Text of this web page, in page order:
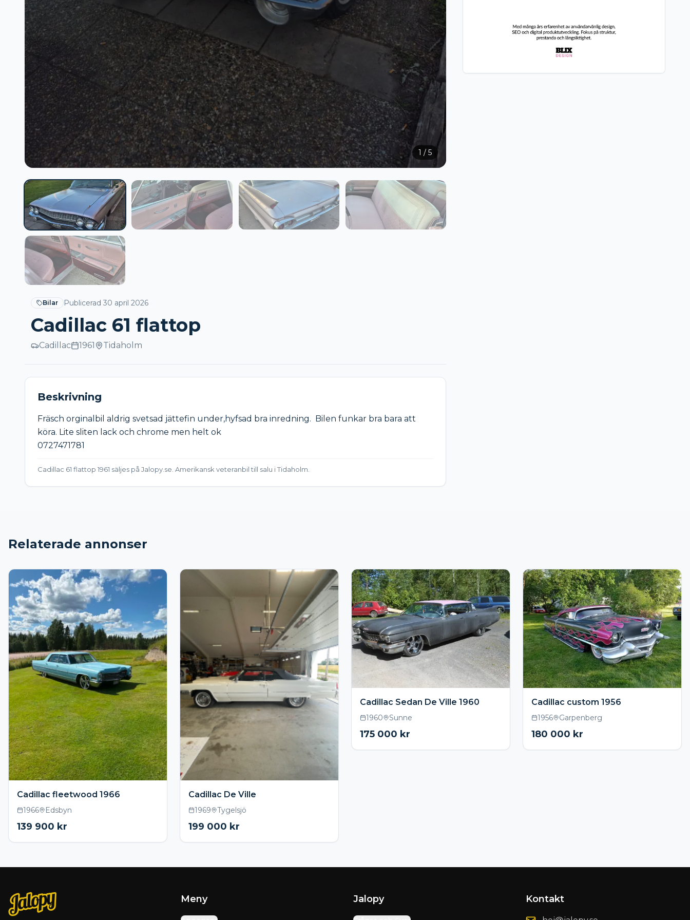
1 /5
Bilar Publicerad 30 april 2026
Cadillac 61 flattop
Cadillac 1961 Tidaholm
Beskrivning
Fräsch orginalbil aldrig svetsad jättefin under,hyfsad bra inredning.  Bilen funkar bra bara att
köra. Lite sliten lack och chrome men helt ok
0727471781
Cadillac 61 flattop 1961 säljes på Jalopy.se. Amerikansk veteranbil till salu i Tidaholm.
Relaterade annonser
Cadillac fleetwood 1966
1966 Edsbyn
139 900 kr
Cadillac De Ville
1969 Tygelsjö
199 000 kr
Cadillac Sedan De Ville 1960
1960 Sunne
175 000 kr
Cadillac custom 1956
1956 Garpenberg
180 000 kr
Meny Jalopy Kontakt